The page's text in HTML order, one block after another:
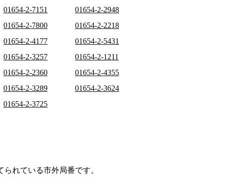
01654-2-7151
01654-2-2948
01654-2-7800
01654-2-2218
01654-2-4177
01654-2-5431
01654-2-3257
01654-2-1211
01654-2-2360
01654-2-4355
01654-2-3289
01654-2-3624
01654-2-3725
られている市外局番です。